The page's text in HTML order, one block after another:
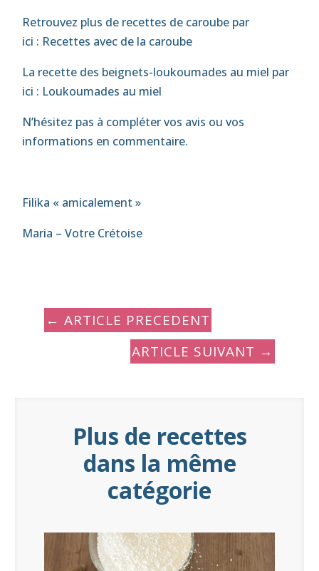
Retrouvez plus de recettes de caroube par
ici : Recettes avec de la caroube
La recette des beignets-loukoumades au miel par
ici : Loukoumades au miel
N’hésitez pas à compléter vos avis ou vos
informations en commentaire.
Filika « amicalement »
Maria – Votre Crétoise
← ARTICLE PRECEDENT
ARTICLE SUIVANT →
Plus de recettes
dans la même
catégorie